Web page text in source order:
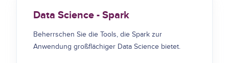
Data Science - Spark
Beherrschen Sie die Tools, die Spark zur
Anwendung großflächiger Data Science bietet.